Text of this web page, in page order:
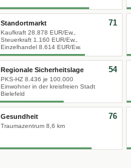
Standortmarkt
Kaufkraft 28.878 EUR/Ew.,
Steuerkraft 1.160 EUR/Ew.,
Einzelhandel 8.614 EUR/Ew.
71
Regionale Sicherheitslage
PKS-HZ 8.436 je 100.000
Einwohner in der kreisfreien Stadt
Bielefeld
54
Gesundheit
Traumazentrum 8,6 km
76